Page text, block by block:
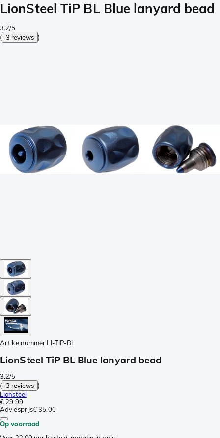
LionSteel TiP BL Blue lanyard bead
3.2/5
( 3 reviews )
Artikelnummer LI-TIP-BL
LionSteel TiP BL Blue lanyard bead
3.2/5
( 3 reviews )
Lionsteel
€ 29,99
Adviesprijs€ 35,00
Op voorraad